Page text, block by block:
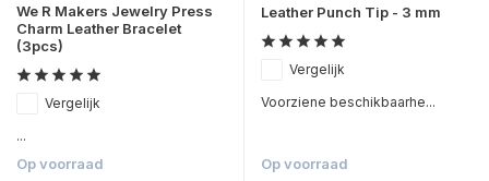
We R Makers Jewelry Press
Charm Leather Bracelet
(3pcs)
Vergelijk
...
Op voorraad
Leather Punch Tip - 3 mm
Vergelijk
Voorziene beschikbaarhe...
Op voorraad